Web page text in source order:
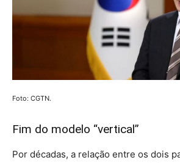
Foto: CGTN.
Fim do modelo “vertical”
Por décadas, a relação entre os dois